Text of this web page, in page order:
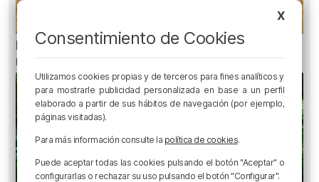
El aviso de los pediatras ante el eclipse: una
mirada puede causar daños irreversibles
X
Consentimiento de Cookies
Utilizamos cookies propias y de terceros para fines analíticos y
para mostrarle publicidad personalizada en base a un perfil
elaborado a partir de sus hábitos de navegación (por ejemplo,
páginas visitadas).
Para más información consulte la política de cookies.
Puede aceptar todas las cookies pulsando el botón "Aceptar" o
configurarlas o rechazar su uso pulsando el botón "Configurar".